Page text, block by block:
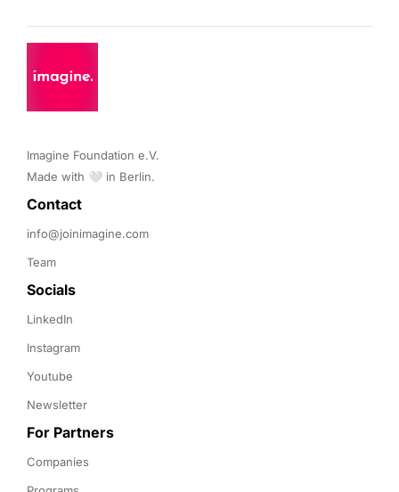
Imagine Foundation e.V.
Made with 🤍 in Berlin.
Contact
info@joinimagine.com
Team
Socials
LinkedIn
Instagram
Youtube
Newsletter
For Partners
Companies